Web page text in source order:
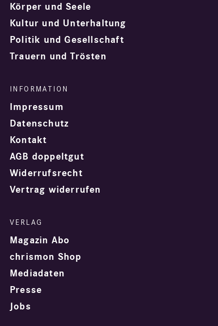
Körper und Seele
Kultur und Unterhaltung
Politik und Gesellschaft
Trauern und Trösten
Impressum
Datenschutz
Kontakt
AGB doppeltgut
Widerrufsrecht
Vertrag widerrufen
Magazin Abo
chrismon Shop
Mediadaten
Presse
Jobs